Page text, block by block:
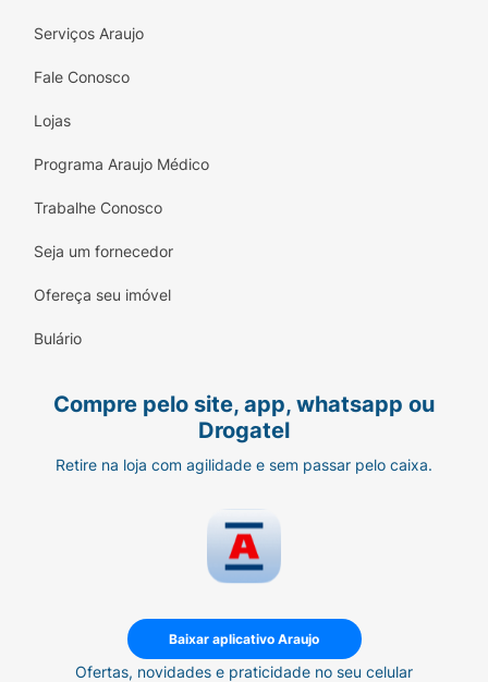
Serviços Araujo
Fale Conosco
Lojas
Programa Araujo Médico
Trabalhe Conosco
Seja um fornecedor
Ofereça seu imóvel
Bulário
Compre pelo site, app, whatsapp ou
Drogatel
Retire na loja com agilidade e sem passar pelo caixa.
Baixar aplicativo Araujo
Ofertas, novidades e praticidade no seu celular